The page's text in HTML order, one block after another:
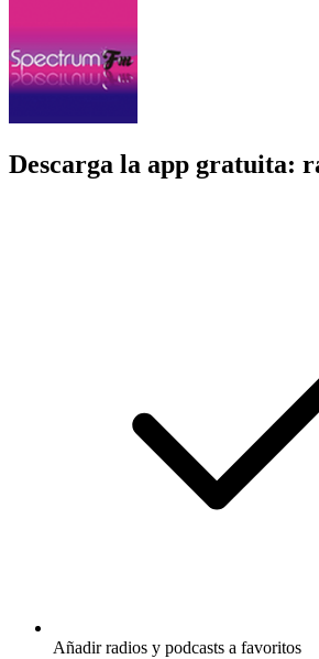
Descarga la app gratuita:
Añadir radios y podcasts a favoritos